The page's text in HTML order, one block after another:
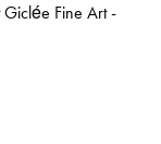
Fine Art -